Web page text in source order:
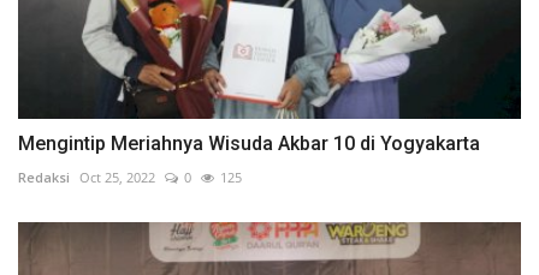
Mengintip Meriahnya Wisuda Akbar 10 di Yogyakarta
Redaksi Oct 25, 2022 0 125